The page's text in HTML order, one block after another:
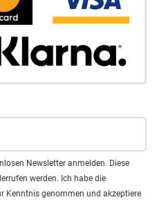
Newsletter anmelden. Diese
werden. Ich habe die
Kenntnis genommen und akzeptiere